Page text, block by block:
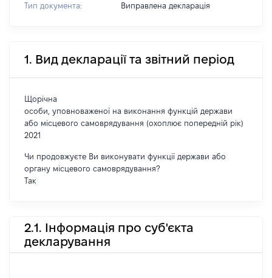
Тип документа: Виправлена декларація
1. Вид декларації та звітний період
Щорічна
особи, уповноваженої на виконання функцій держави
або місцевого самоврядування (охоплює попередній рік)
2021
Чи продовжуєте Ви виконувати функції держави або
органу місцевого самоврядування?
Так
2.1. Інформація про суб'єкта
декларування